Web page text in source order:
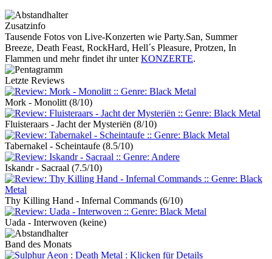
Zusatzinfo
Tausende Fotos von Live-Konzerten wie Party.San, Summer
Breeze, Death Feast, RockHard, Hell´s Pleasure, Protzen, In
Flammen und mehr findet ihr unterKONZERTE.
Letzte Reviews
Mork - Monolitt (8/10)
Fluisteraars - Jacht der Mysteriën (8/10)
Tabernakel - Scheintaufe (8.5/10)
Iskandr - Sacraal (7.5/10)
Thy Killing Hand - Infernal Commands (6/10)
Uada - Interwoven (keine)
Band des Monats